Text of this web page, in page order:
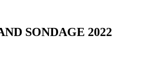
SONDAGE 2022